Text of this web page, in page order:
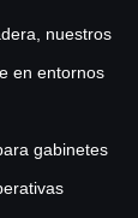
nuestros
en entornos
gabinetes